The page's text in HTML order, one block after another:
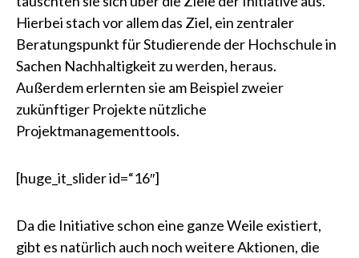
Hierbei stach vor allem das Ziel, ein zentraler
Beratungspunkt für Studierende der Hochschule in
Sachen Nachhaltigkeit zu werden, heraus.
Außerdem erlernten sie am Beispiel zweier
zukünftiger Projekte nützliche
Projektmanagementtools.
[huge_it_slider id=“16″]
Da die Initiative schon eine ganze Weile existiert,
gibt es natürlich auch noch weitere Aktionen, die